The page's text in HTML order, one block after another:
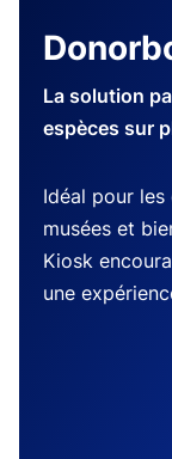
La solution
espèces sur
Idéal pour les
musées et
Kiosk
une